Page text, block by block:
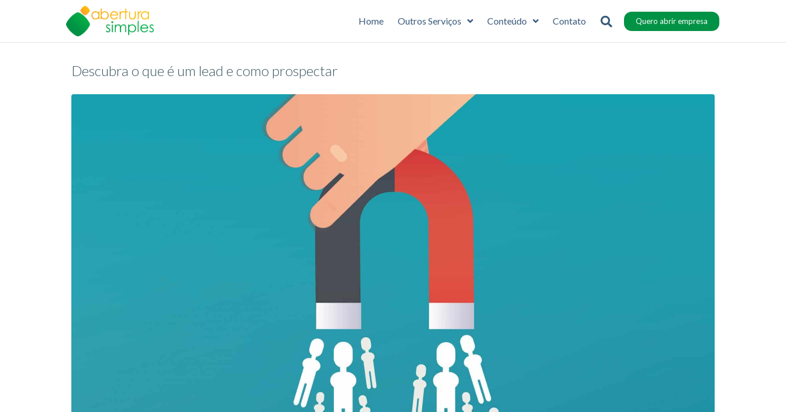
Home Outros Serviços Conteúdo Contato Quero abrir empresa
Descubra o que é um lead e como prospectar